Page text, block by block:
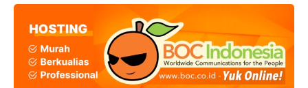
yang kaya akan nutrisi dan rendah kalori, yang membantu
Anda menjaga energi sepanjang hari, meningkatkan
metabolisme, dan ...